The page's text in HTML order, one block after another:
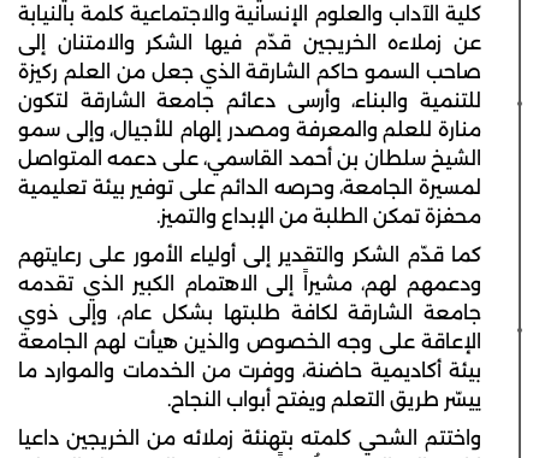
كلية الآداب والعلوم الإنسانية والاجتماعية كلمة بالنيابة
عن زملاءه الخريجين قدّم فيها الشكر والامتنان إلى
صاحب السمو حاكم الشارقة الذي جعل من العلم ركيزة
للتنمية والبناء، وأرسى دعائم جامعة الشارقة لتكون
منارة للعلم والمعرفة ومصدر إلهام للأجيال، وإلى سمو
الشيخ سلطان بن أحمد القاسمي، على دعمه المتواصل
لمسيرة الجامعة، وحرصه الدائم على توفير بيئة تعليمية
محفزة تمكن الطلبة من الإبداع والتميز.
كما قدّم الشكر والتقدير إلى أولياء الأمور على رعايتهم
ودعمهم لهم، مشيراً إلى الاهتمام الكبير الذي تقدمه
جامعة الشارقة لكافة طلبتها بشكل عام، وإلى ذوي
الإعاقة على وجه الخصوص والذين هيأت لهم الجامعة
بيئة أكاديمية حاضنة، ووفرت من الخدمات والموارد ما
ييسّر طريق التعلم ويفتح أبواب النجاح.
واختتم الشحي كلمته بتهنئة زملائه من الخريجين داعيا